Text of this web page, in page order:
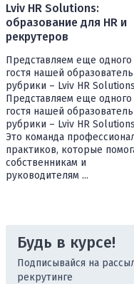
Lviv HR Solutions:
образование для HR и
рекрутеров
Представляем еще одного
гостя нашей
рубрики – Lviv HR
Представляем еще одного
гостя нашей
рубрики – Lviv HR
Это команда
практиков, которые
собственникам и
руководителям ...
Будь в курсе!
Подписывайся на
рекрутинге